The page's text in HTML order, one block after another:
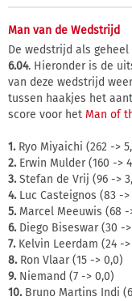
Man van de Wedstrijd
De wedstrijd als
6.04. Hieronder is de
van deze wedstrijd
tussen haakjes het
score voor het Man of
1.Ryo Miyaichi (262 ->
2.Erwin Mulder (160 ->
3.Stefan de Vrij (96 ->
4.Luc Casteignos (83 ->
5.Marcel Meeuwis (68 -
6.Diego Biseswar (30 -
7.Kelvin Leerdam (24 ->
8.Ron Vlaar (15 -> 0,0)
9.Niemand (7 -> 0,0)
10.Bruno Martins Indi